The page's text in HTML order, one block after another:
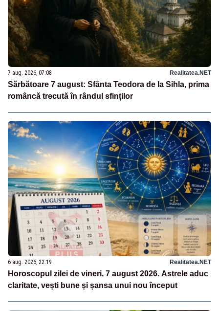
7 aug. 2026, 07:08 Realitatea.NET
Sărbătoare 7 august: Sfânta Teodora de la Sihla, prima
româncă trecută în rândul sfinților
6 aug. 2026, 22:19 Realitatea.NET
Horoscopul zilei de vineri, 7 august 2026. Astrele aduc
claritate, vești bune și șansa unui nou început